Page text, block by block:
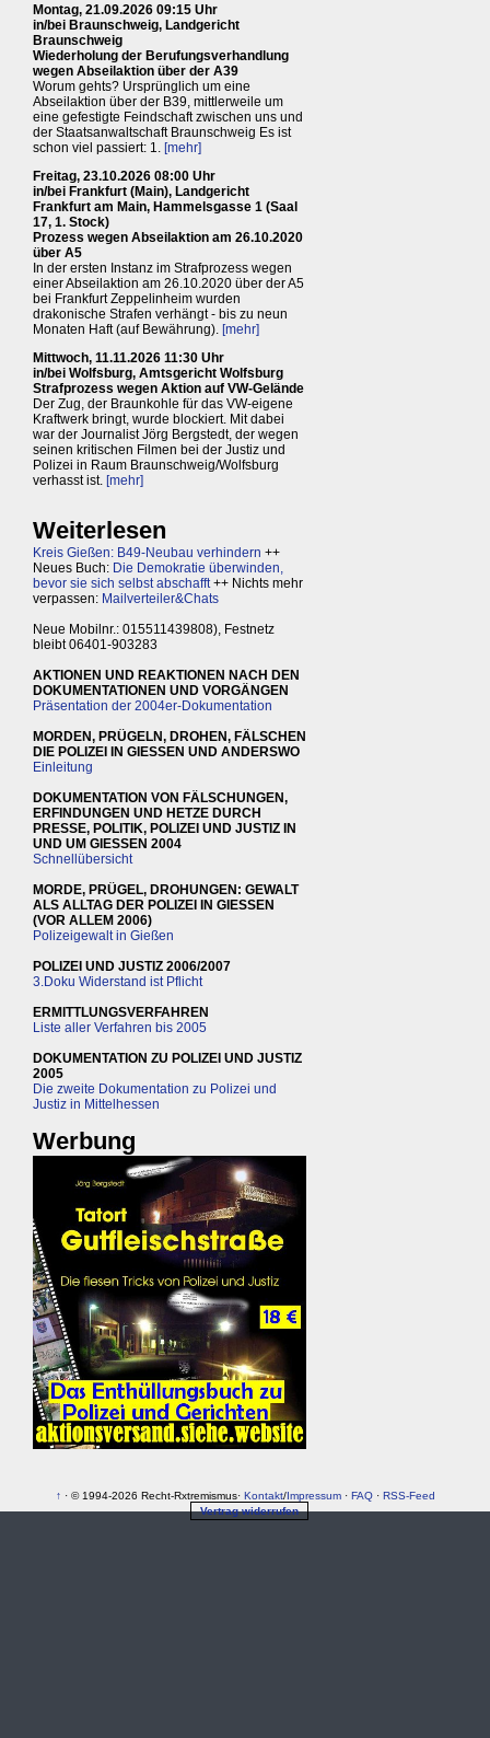
Montag, 21.09.2026 09:15 Uhr
in/bei Braunschweig, Landgericht
Braunschweig
Wiederholung der Berufungsverhandlung
wegen Abseilaktion über der A39
Worum gehts? Ursprünglich um eine
Abseilaktion über der B39, mittlerweile um
eine gefestigte Feindschaft zwischen uns und
der Staatsanwaltschaft Braunschweig Es ist
schon viel passiert: 1. [mehr]
Freitag, 23.10.2026 08:00 Uhr
in/bei Frankfurt (Main), Landgericht
Frankfurt am Main, Hammelsgasse 1 (Saal
17, 1. Stock)
Prozess wegen Abseilaktion am 26.10.2020
über A5
In der ersten Instanz im Strafprozess wegen
einer Abseilaktion am 26.10.2020 über der A5
bei Frankfurt Zeppelinheim wurden
drakonische Strafen verhängt - bis zu neun
Monaten Haft (auf Bewährung). [mehr]
Mittwoch, 11.11.2026 11:30 Uhr
in/bei Wolfsburg, Amtsgericht Wolfsburg
Strafprozess wegen Aktion auf VW-Gelände
Der Zug, der Braunkohle für das VW-eigene
Kraftwerk bringt, wurde blockiert. Mit dabei
war der Journalist Jörg Bergstedt, der wegen
seinen kritischen Filmen bei der Justiz und
Polizei in Raum Braunschweig/Wolfsburg
verhasst ist. [mehr]
Weiterlesen
Kreis Gießen: B49-Neubau verhindern ++
Neues Buch: Die Demokratie überwinden,
bevor sie sich selbst abschafft++ Nichts mehr
verpassen: Mailverteiler&Chats
Neue Mobilnr.: 015511439808), Festnetz
bleibt 06401-903283
AKTIONEN UND REAKTIONEN NACH DEN
DOKUMENTATIONEN UND VORGÄNGEN
Präsentation der 2004er-Dokumentation
MORDEN, PRÜGELN, DROHEN, FÄLSCHEN
DIE POLIZEI IN GIESSEN UND ANDERSWO
Einleitung
DOKUMENTATION VON FÄLSCHUNGEN,
ERFINDUNGEN UND HETZE DURCH
PRESSE, POLITIK, POLIZEI UND JUSTIZ IN
UND UM GIESSEN 2004
Schnellübersicht
MORDE, PRÜGEL, DROHUNGEN: GEWALT
ALS ALLTAG DER POLIZEI IN GIESSEN
(VOR ALLEM 2006)
Polizeigewalt in Gießen
POLIZEI UND JUSTIZ 2006/2007
3.Doku Widerstand ist Pflicht
ERMITTLUNGSVERFAHREN
Liste aller Verfahren bis 2005
DOKUMENTATION ZU POLIZEI UND JUSTIZ
2005
Die zweite Dokumentation zu Polizei und
Justiz in Mittelhessen
Werbung
↑ · © 1994-2026 Recht-Rxtremismus· Kontakt/Impressum· FAQ· RSS-Feed
Vertrag widerrufen